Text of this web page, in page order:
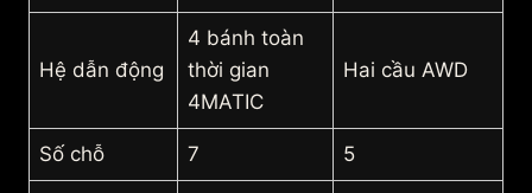
Hệ dẫn động
4 bánh toàn
thời gian
4MATIC
Hai cầu AWD
Số chỗ 7 5